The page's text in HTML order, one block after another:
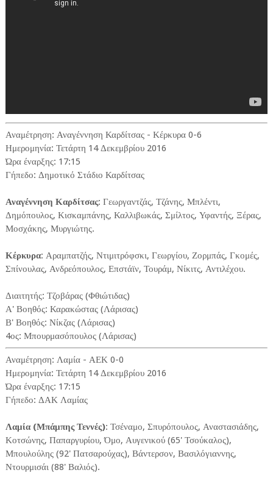
Αναμέτρηση: Αναγέννηση Καρδίτσας - Κέρκυρα 0-6
Ημερομηνία: Τετάρτη 14 Δεκεμβρίου 2016
Ώρα έναρξης: 17:15
Γήπεδο: Δημοτικό Στάδιο Καρδίτσας
Αναγέννηση Καρδίτσας: Γεωργαντζάς, Τζάνης, Μπλέντι,
Δημόπουλος, Κισκαμπάνης, Καλλιβωκάς, Σμίλτος, Υφαντής, Ξέρας,
Μοσχάκης, Μυργιώτης.
Κέρκυρα: Αραμπατζής, Ντιμιτρόφσκι, Γεωργίου, Ζορμπάς, Γκομές,
Σπίνουλας, Ανδρεόπουλος, Επστάϊν, Τουράμ, Νίκιτς, Αντιλέχου.
Διαιτητής: Τζοβάρας (Φθιώτιδας)
Α' Βοηθός: Καρακώστας (Λάρισας)
Β' Βοηθός: Νίκζας (Λάρισας)
4ος: Μπουρμασόπουλος (Λάρισας)
Αναμέτρηση: Λαμία - ΑΕΚ 0-0
Ημερομηνία: Τετάρτη 14 Δεκεμβρίου 2016
Ώρα έναρξης: 17:15
Γήπεδο: ΔΑΚ Λαμίας
Λαμία (Μπάμπης Τεννές): Τσέναμο, Σπυρόπουλος, Αναστασιάδης,
Κοτσώνης, Παπαργυρίου, Όμο, Αυγενικού (65' Τσούκαλος),
Μπουλούλης (92' Πατσαρούχας), Βάντερσον, Βασιλόγιαννης,
Ντουρμισάι (88' Βαλιός).